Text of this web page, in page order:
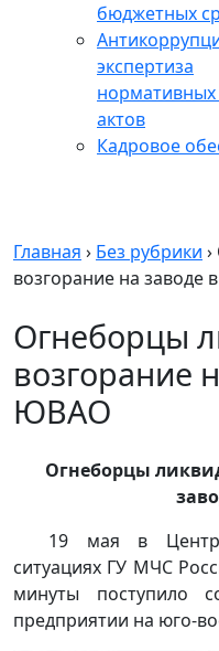
бюджетных
экспертиза
актов
Кадровое
Главная › Без рубрики ›
возгорание на заводе
Огнеборцы
возгорание
ЮВАО
Огнеборцы
19 мая в Центр
ситуациях ГУ МЧС
минуты поступило
предприятии на юго-